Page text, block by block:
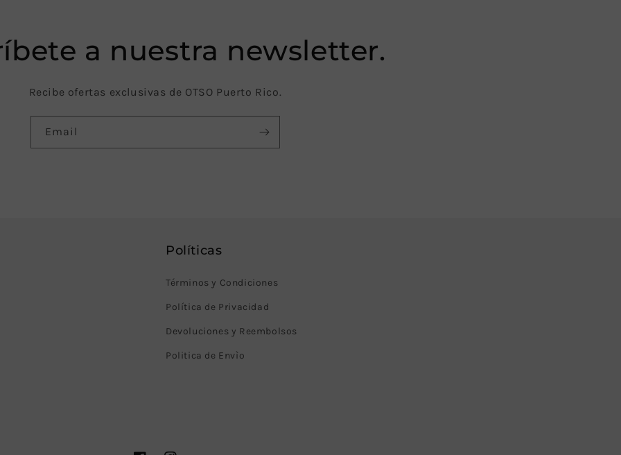
a nuestra newsletter.
Recibe ofertas exclusivas de OTSO Puerto Rico.
Email
Políticas
Términos y Condiciones
Política de Privacidad
Devoluciones y Reembolsos
Politica de Envìo